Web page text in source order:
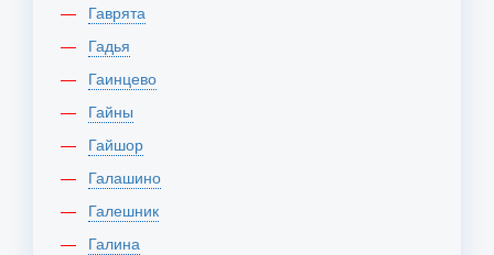
Гаврята
Гадья
Гаинцево
Гайны
Гайшор
Галашино
Галешник
Галина